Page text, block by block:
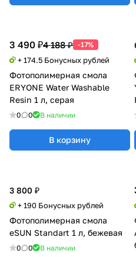
3 490 ₽4 188 ₽ -17%
+ 174.5 Бонусных рублей
Фотополимерная смола
ERYONE Water Washable
Resin 1 л, серая
0 0 В наличии
В корзину
3 800 ₽
+ 190 Бонусных рублей
Фотополимерная смола
eSUN Standart 1 л, бежевая
0 0 В наличии